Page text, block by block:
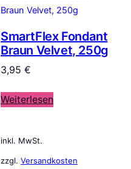
SmartFlex Fondant
Braun Velvet, 250g
3,95€
Weiterlesen
inkl. MwSt.
zzgl.Versandkosten